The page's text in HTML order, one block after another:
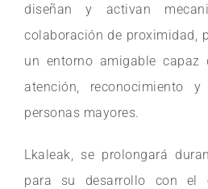
diseñan y activan
colaboración de proximidad,
un entorno amigable capaz
atención, reconocimiento
personas mayores.
Lkaleak, se prolongará
para su desarrollo con el